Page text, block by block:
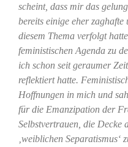
scheint, dass mir das
bereits einige eher
diesem Thema verfolgt
feministischen Agenda zu
ich schon seit geraumer
reflektiert hatte.
Hoffnungen in mich und
für die Emanzipation der
Selbstvertrauen, die Decke
‚weiblichen